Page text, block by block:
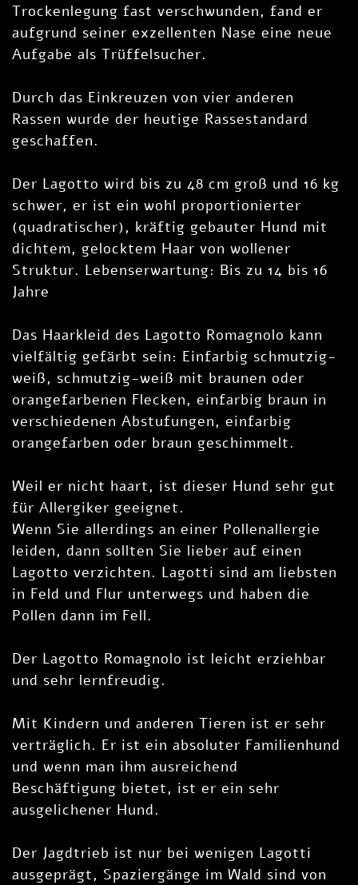
Trockenlegung fast verschwunden, fand er
aufgrund seiner exzellenten Nase eine neue
Aufgabe als Trüffelsucher.
Durch das Einkreuzen von vier anderen
Rassen wurde der heutige Rassestandard
geschaffen.
Der Lagotto wird bis zu 48 cm groß und 16 kg
schwer, er ist ein wohl proportionierter
(quadratischer), kräftig gebauter Hund mit
dichtem, gelocktem Haar von wollener
Struktur. Lebenserwartung: Bis zu 14 bis 16
Jahre
Das Haarkleid des Lagotto Romagnolo kann
vielfältig gefärbt sein: Einfarbig schmutzig-
weiß, schmutzig-weiß mit braunen oder
orangefarbenen Flecken, einfarbig braun in
verschiedenen Abstufungen, einfarbig
orangefarben oder braun geschimmelt.
Weil er nicht haart, ist dieser Hund sehr gut
für Allergiker geeignet.
Wenn Sie allerdings an einer Pollenallergie
leiden, dann sollten Sie lieber auf einen
Lagotto verzichten. Lagotti sind am liebsten
in Feld und Flur unterwegs und haben die
Pollen dann im Fell.
Der Lagotto Romagnolo ist leicht erziehbar
und sehr lernfreudig.
Mit Kindern und anderen Tieren ist er sehr
verträglich. Er ist ein absoluter Familienhund
und wenn man ihm ausreichend
Beschäftigung bietet, ist er ein sehr
ausgelichener Hund.
Der Jagdtrieb ist nur bei wenigen Lagotti
ausgeprägt, Spaziergänge im Wald sind von